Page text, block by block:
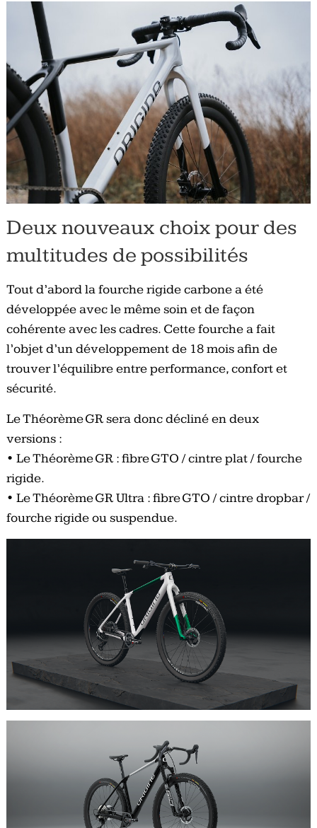
Deux nouveaux choix pour des
multitudes de possibilités
Tout d’abord la fourche rigide carbone a été
développée avec le même soin et de façon
cohérente avec les cadres. Cette fourche a fait
l’objet d’un développement de 18 mois afin de
trouver l’équilibre entre performance, confort et
sécurité.
Le Théorème GR sera donc décliné en deux
versions :
• Le Théorème GR : fibre GTO / cintre plat / fourche
rigide.
• Le Théorème GR Ultra : fibre GTO / cintre dropbar /
fourche rigide ou suspendue.